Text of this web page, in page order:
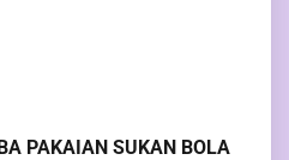
PAKAIAN SUKAN BOLA